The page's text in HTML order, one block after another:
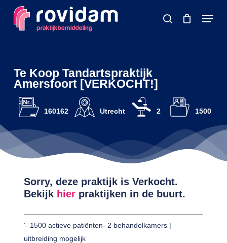
search
Menu
Te Koop Tandartspraktijk
Amersfoort [VERKOCHT!]
160162 Utrecht 2 1500
Sorry, deze praktijk is Verkocht.
Bekijk hier praktijken in de buurt.
‘- 1500 actieve patiënten- 2 behandelkamers |
uitbreiding mogelijk